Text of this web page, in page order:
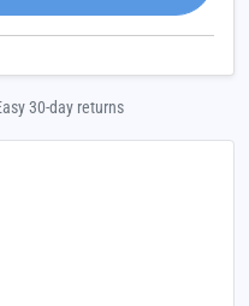
30-day returns